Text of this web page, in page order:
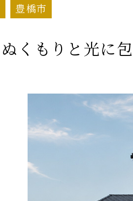
豊橋市
くもりと光に